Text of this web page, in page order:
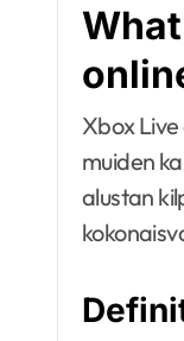
Xbox
muiden
alustan